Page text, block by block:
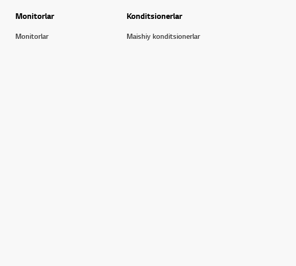
Monitorlar
Monitorlar
Konditsionerlar
Maishiy konditsionerlar